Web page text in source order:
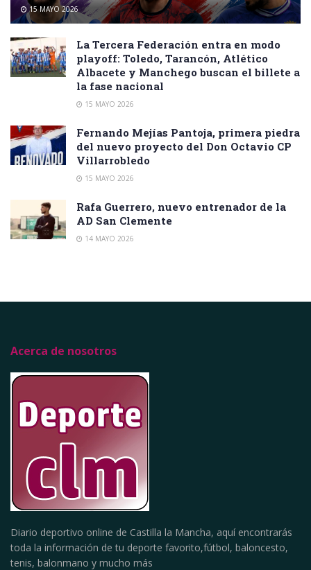
15 MAYO 2026
La Tercera Federación entra en modo
playoff: Toledo, Tarancón, Atlético
Albacete y Manchego buscan el billete a
la fase nacional
15 MAYO 2026
Fernando Mejías Pantoja, primera piedra
del nuevo proyecto del Don Octavio CP
Villarrobledo
15 MAYO 2026
Rafa Guerrero, nuevo entrenador de la
AD San Clemente
14 MAYO 2026
Acerca de nosotros
Diario deportivo online de Castilla la Mancha, aquí encontrarás
toda la información de tu deporte favorito,fútbol, baloncesto,
tenis, balonmano y mucho más